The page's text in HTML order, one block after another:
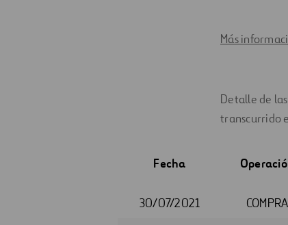
Más
Detalle de
transcurrido
Fecha Operación
30/07/2021 COMPRA